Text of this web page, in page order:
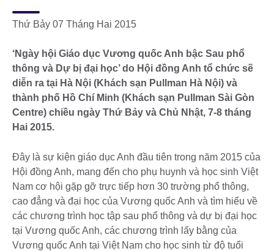
Thứ Bảy 07 Tháng Hai 2015
‘Ngày hội Giáo dục Vương quốc Anh bậc Sau phổ
thông và Dự bị đại học’ do Hội đồng Anh tổ chức sẽ
diễn ra tại Hà Nội (Khách sạn Pullman Hà Nội) và
thành phố Hồ Chí Minh (Khách sạn Pullman Sài Gòn
Centre) chiều ngày Thứ Bảy và Chủ Nhật, 7-8 tháng
Hai 2015.
Đây là sự kiện giáo dục Anh đầu tiên trong năm 2015 của
Hội đồng Anh, mang đến cho phụ huynh và học sinh Việt
Nam cơ hội gặp gỡ trực tiếp hơn 30 trường phổ thông,
cao đẳng và đại học của Vương quốc Anh và tìm hiểu về
các chương trình học tập sau phổ thông và dự bị đại học
tại Vương quốc Anh, các chương trình lấy bằng của
Vương quốc Anh tại Việt Nam cho học sinh từ độ tuổi